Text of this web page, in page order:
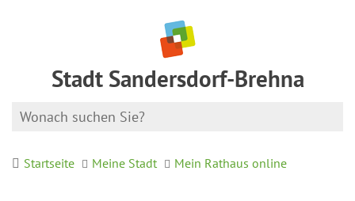
Stadt Sandersdorf-Brehna
Startseite Meine Stadt Mein Rathaus online